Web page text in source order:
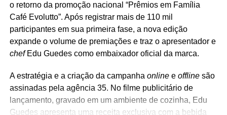
A campanha promocional para os instaladores
hidráulicos desse ano, intitulada “Instale Confiança com
Amanco Wavin”, pegou carona no conceito de brasilidade
e foi criada para gerar uma maior experiência de marca
para aqueles que usam diariamente os produtos da
duração de dois meses (setembro a novembro) e impacta
osinstaladores com uma Roda da Fortuna, nas lojas ou
na internet, com prêmios que variam de R$ 70 a R$
o retorno da promoção nacional “Prêmios em Família
Café Evolutto”. Após registrar mais de 110 mil
participantes em sua primeira fase, a nova edição
expande o volume de premiações e traz o apresentador e
chefEdu Guedes como embaixador oficial da marca.
A estratégia e a criação da campanha onlinee offlinesão
assinadas pela agência 35. No filme publicitário de
lançamento, gravado em um ambiente de cozinha, Edu
Guedes apresenta uma receita exclusiva com a bebida